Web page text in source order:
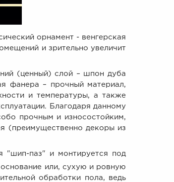
орнамент - венгерская
и зрительно увеличит
(ценный) слой – шпон дуба
фанера – прочный материал,
и температуры, а также
Благодаря данному
прочным и износостойким,
(преимущественно декоры из
"шип-паз" и монтируется под
или, сухую и ровную
обработки пола, ведь